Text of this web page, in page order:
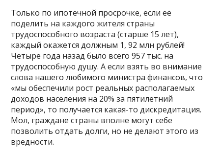
Только по ипотечной просрочке, если её
поделить на каждого жителя страны
трудоспособного возраста (старше 15 лет),
каждый окажется должным 1, 92 млн рублей!
Четыре года назад было всего 957 тыс. на
трудоспособную душу. А если взять во внимание
слова нашего любимого министра финансов, что
«мы обеспечили рост реальных располагаемых
доходов населения на 20% за пятилетний
период», то получается какая-то дискредитация.
Мол, граждане страны вполне могут себе
позволить отдать долги, но не делают этого из
вредности.